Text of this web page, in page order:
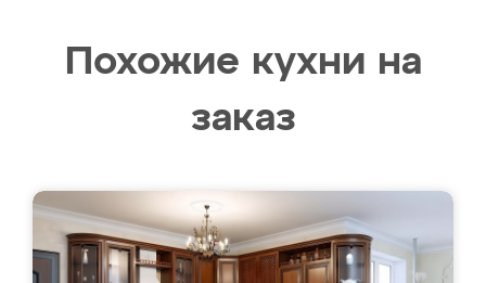
Похожие кухни на
заказ